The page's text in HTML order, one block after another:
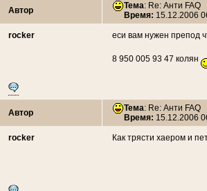
Автор Тема: Re: Анти FAQ
Время: 15.12.2006
rocker еси вам нужен препод
8 950 005 93 47 колян
Автор Тема: Re: Анти FAQ
Время: 15.12.2006
rocker Как трясти хаером и